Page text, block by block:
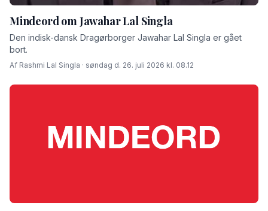
Mindeord om Jawahar Lal Singla
Den indisk-dansk Dragørborger Jawahar Lal Singla er gået
bort.
Af Rashmi Lal Singla · søndag d. 26. juli 2026 kl. 08.12